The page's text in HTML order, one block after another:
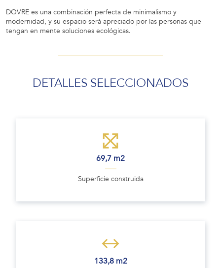
DOVRE es una combinación perfecta de minimalismo y
modernidad, y su espacio será apreciado por las personas que
tengan en mente soluciones ecológicas.
DETALLES SELECCIONADOS
69,7 m2
Superficie construida
133,8 m2